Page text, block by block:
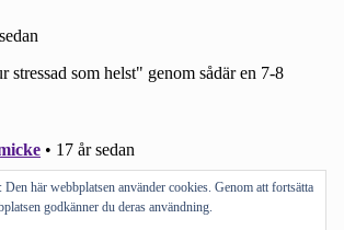
här webbplatsen använder cookies. Genom att fortsätta
godkänner du deras användning.